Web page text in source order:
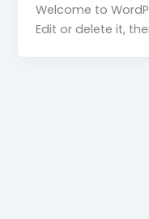
Welcome to
Edit or delete it,